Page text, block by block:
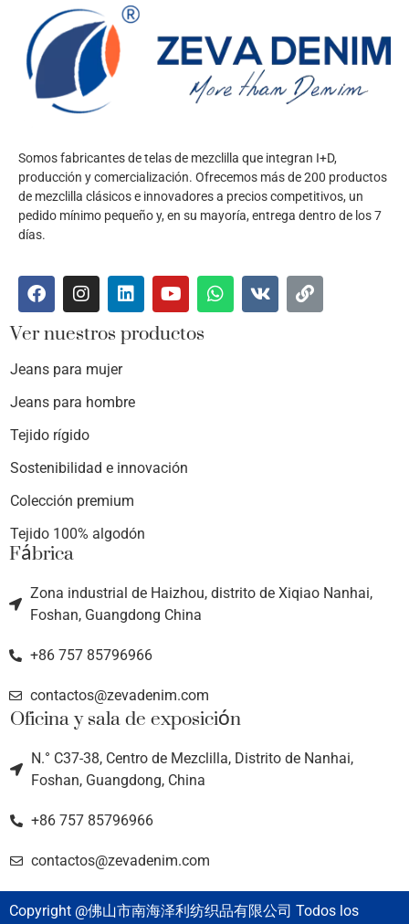
Somos fabricantes de telas de mezclilla que integran I+D,
producción y comercialización. Ofrecemos más de 200 productos
de mezclilla clásicos e innovadores a precios competitivos, un
pedido mínimo pequeño y, en su mayoría, entrega dentro de los 7
días.
Ver nuestros productos
Jeans para mujer
Jeans para hombre
Tejido rígido
Sostenibilidad e innovación
Colección premium
Tejido 100% algodón
Fábrica
Zona industrial de Haizhou, distrito de Xiqiao Nanhai,
Foshan, Guangdong China
+86 757 85796966
contactos@zevadenim.com
Oficina y sala de exposición
N.° C37-38, Centro de Mezclilla, Distrito de Nanhai,
Foshan, Guangdong, China
+86 757 85796966
contactos@zevadenim.com
Copyright @佛山市南海泽利纺织品有限公司 Todos los